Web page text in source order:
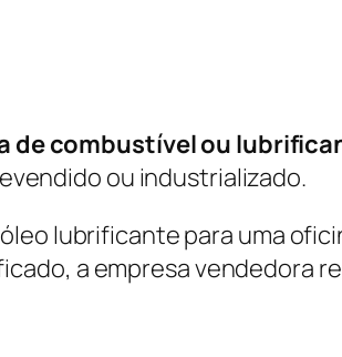
de combustível ou
ou industrializado.
lubrificante para uma
a empresa vendedora